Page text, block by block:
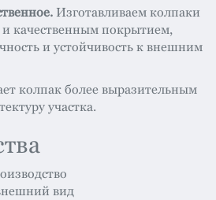
Изготавливаем колпаки
и качественным покрытием,
и устойчивость к внешним
колпак более выразительным
участка.
вид